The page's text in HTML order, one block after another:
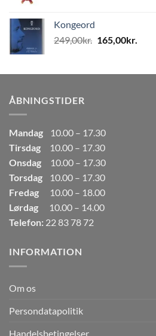
var:
80,00kr..50,00kr..
Kongeord
249,00kr. Den
var:
165,00kr.
er:
ÅBNINGSTIDER
Mandag
10.00 – 17.30
Tirsdag
10.00 – 17.30
Onsdag
10.00 – 17.30
Torsdag
10.00 – 17.30
Fredag
10.00 – 18.00
Lørdag
10.00 – 14.00
Telefon: 22 83 78 72
INFORMATION
Om os
Persondatapolitik
Handelsbetingelser